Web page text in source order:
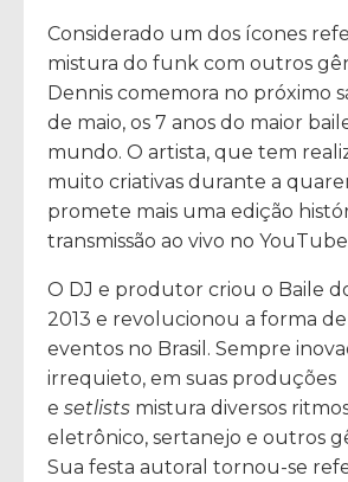
Considerado um dos ícones
mistura do funk com outros
Dennis comemora no próximo
de maio, os 7 anos do maior
mundo. O artista, que tem
muito criativas durante a
promete mais uma edição
transmissão ao vivo no
O DJ e produtor criou o Baile
2013 e revolucionou a forma
eventos no Brasil. Sempre
irrequieto, em suas produções
e setlists mistura diversos
eletrônico, sertanejo e outros
Sua festa autoral tornou-se